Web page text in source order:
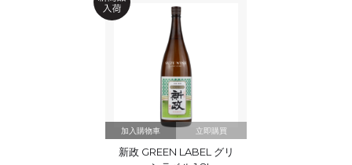
立即購買
新政 GREEN LABEL グリ